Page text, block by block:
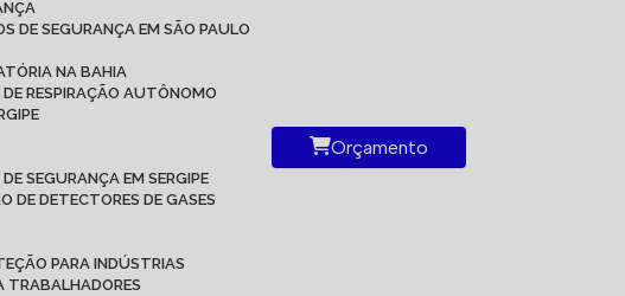
DE SEGURANÇA EM SÃO PAULO
NA BAHIA
DE RESPIRAÇÃO AUTÔNOMO
DE SEGURANÇA EM SERGIPE
DE DETECTORES DE GASES
PARA INDÚSTRIAS
TRABALHADORES
Orçamento